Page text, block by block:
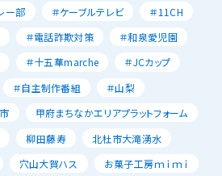
ー部
＃ケーブルテレビ
＃11CH
＃電話詐欺対策
＃和泉愛児園
＃十五華marche
＃JCカップ
＃自主制作番組
＃山梨
甲府まちなかエリアプラットフォーム
柳田藤寿
北杜市大滝湧水
穴山大賀ハス
お菓子工房ｍｉｍｉ